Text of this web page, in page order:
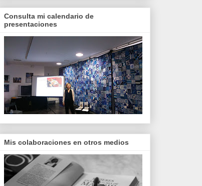
Consulta mi calendario de
presentaciones
Mis colaboraciones en otros medios